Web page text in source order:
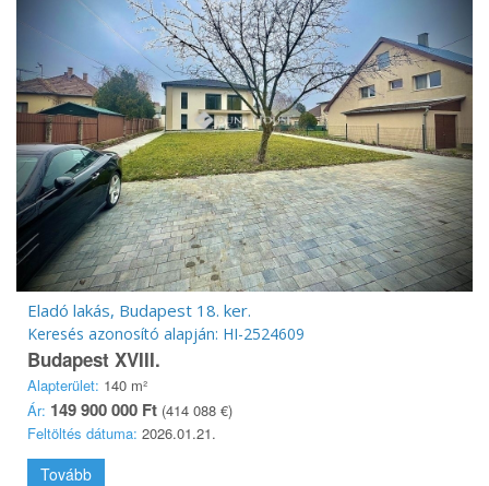
Eladó lakás, Budapest 18. ker.
Keresés azonosító alapján: HI-2524609
Budapest XVIII.
Alapterület: 140 m²
Ár: 149 900 000 Ft (414 088 €)
Feltöltés dátuma: 2026.01.21.
Tovább